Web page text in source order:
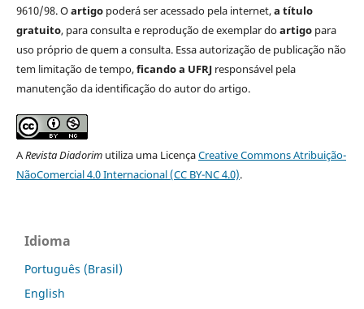
9610/98. Oartigopoderá ser acessado pela internet,a título
gratuito, para consulta e reprodução de exemplar doartigopara
uso próprio de quem a consulta. Essa autorização de publicação não
tem limitação de tempo,ficando a UFRJresponsável pela
manutenção da identificação do autor do artigo.
ARevista Diadorimutiliza uma LicençaCreative Commons Atribuição-
NãoComercial 4.0 Internacional (CC BY-NC 4.0).
Idioma
Português (Brasil)
English